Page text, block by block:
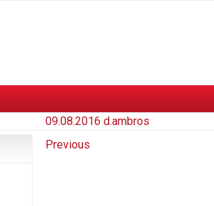
09.08.2016 d.ambros
Previous